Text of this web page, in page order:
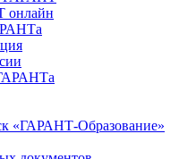
онлайн
«ГАРАНТ-Образование»